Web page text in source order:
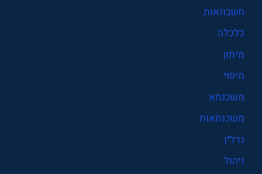
חשבונאות
כלכלה
מימון
מיסוי
משכנתא
משכנתאות
נדל"ן
ניהול